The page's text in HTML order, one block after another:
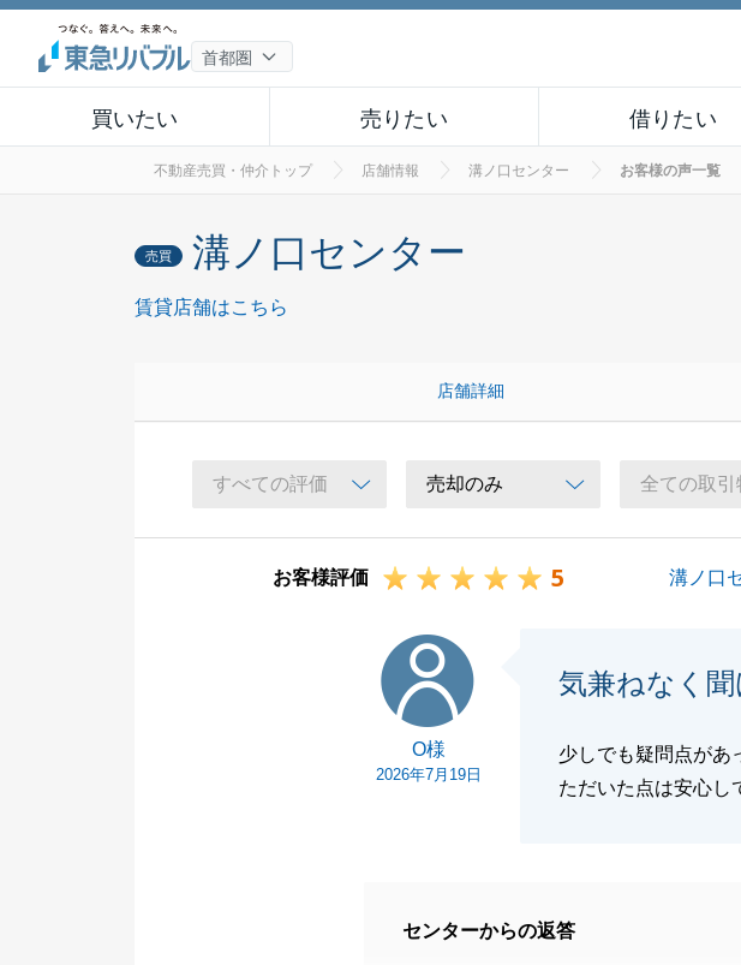
買いたい 売りたい 借りたい
不動産売買・仲介トップ 店舗情報 溝ノ口センター お客様の声一覧
売買 溝ノ口センター
賃貸店舗はこちら
店舗詳細
お客様評価 5 溝ノ口
O様
2026年7月19日
気兼ねなく
少しでも疑問点があ
ただいた点は安心し
センターからの返答